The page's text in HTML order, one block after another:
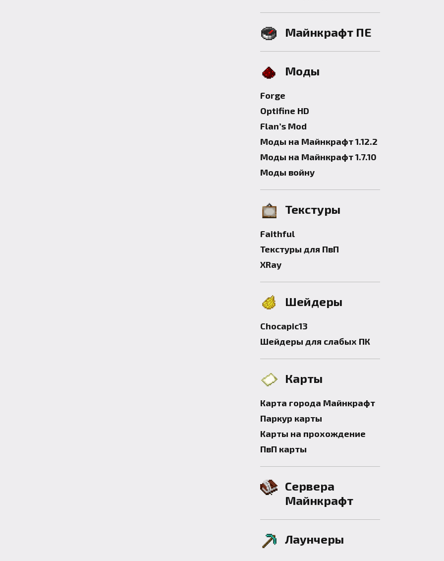
Майнкрафт ПЕ
Моды
Forge
Optifine HD
Flan’s Mod
Моды на Майнкрафт 1.12.2
Моды на Майнкрафт 1.7.10
Моды войну
Текстуры
Faithful
Текстуры для ПвП
XRay
Шейдеры
Chocapic13
Шейдеры для слабых ПК
Карты
Карта города Майнкрафт
Паркур карты
Карты на прохождение
ПвП карты
Сервера
Майнкрафт
Лаунчеры